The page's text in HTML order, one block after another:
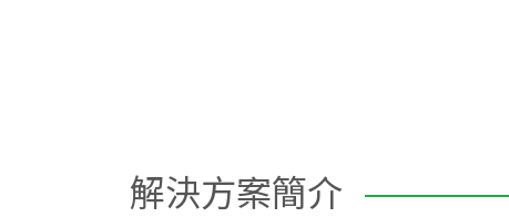
解決方案簡介